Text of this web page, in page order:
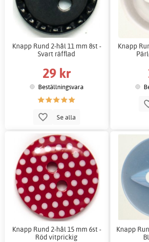
Knapp Rund 2-hål 11 mm 8st -
Svart räfflad
29 kr
Beställningsvara
Se alla
Knapp
Knapp Rund 2-hål 15 mm 6st -
Röd vitprickig
Knapp